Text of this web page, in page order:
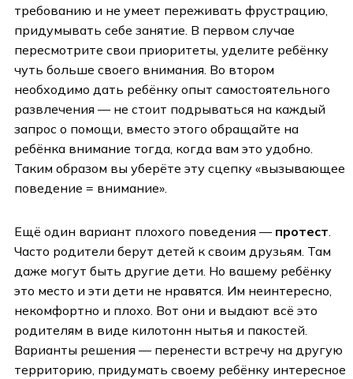
требованию и не умеет переживать фрустрацию,
придумывать себе занятие. В первом случае
пересмотрите свои приоритеты, уделите ребёнку
чуть больше своего внимания. Во втором
необходимо дать ребёнку опыт самостоятельного
развлечения — не стоит подрываться на каждый
запрос о помощи, вместо этого обращайте на
ребёнка внимание тогда, когда вам это удобно.
Таким образом вы уберёте эту сцепку «вызывающее
поведение = внимание».
Ещё один вариант плохого поведения — протест
Часто родители берут детей к своим друзьям. Там
даже могут быть другие дети. Но вашему ребёнку
это место и эти дети не нравятся. Им неинтересно,
некомфортно и плохо. Вот они и выдают всё это
родителям в виде килотонн нытья и пакостей.
Варианты решения — перенести встречу на другую
территорию, придумать своему ребёнку интересное